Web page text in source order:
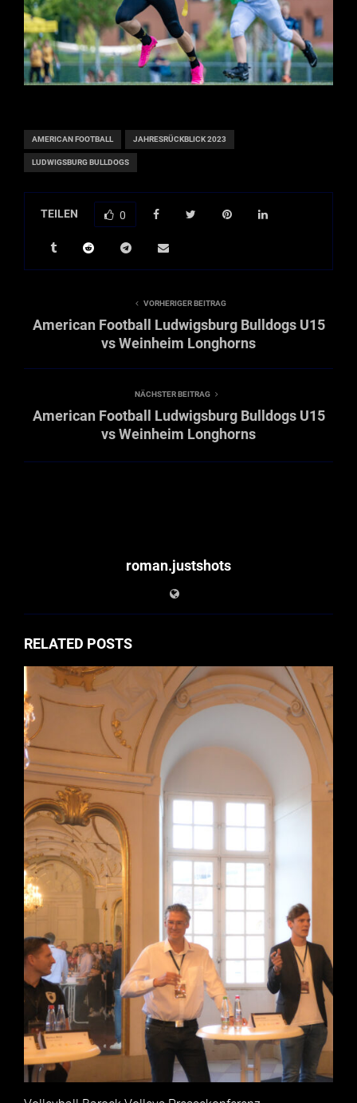
AMERICAN FOOTBALL JAHRESRÜCKBLICK 2023
LUDWIGSBURG BULLDOGS
TEILEN 0
VORHERIGER BEITRAG
American Football Ludwigsburg Bulldogs U15
vs Weinheim Longhorns
NÄCHSTER BEITRAG
American Football Ludwigsburg Bulldogs U15
vs Weinheim Longhorns
roman.justshots
RELATED POSTS